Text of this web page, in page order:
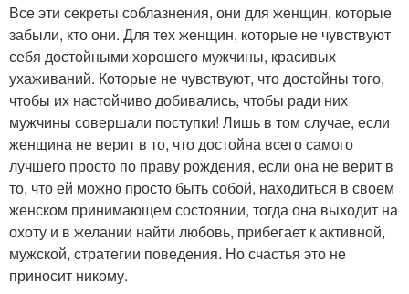
Все эти секреты соблазнения, они для женщин, которые
забыли, кто они. Для тех женщин, которые не чувствуют
себя достойными хорошего мужчины, красивых
ухаживаний. Которые не чувствуют, что достойны того,
чтобы их настойчиво добивались, чтобы ради них
мужчины совершали поступки! Лишь в том случае, если
женщина не верит в то, что достойна всего самого
лучшего просто по праву рождения, если она не верит в
то, что ей можно просто быть собой, находиться в своем
женском принимающем состоянии, тогда она выходит на
охоту и в желании найти любовь, прибегает к активной,
мужской, стратегии поведения. Но счастья это не
приносит никому.